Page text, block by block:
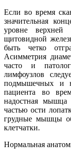
Если во время
значительная
уровне верхней
щитовидной
быть четко
Асимметрия
часто и
лимфоузлов
подмышечных и
пациента во
надостная мышца
частью ости
грудные мышцы
клетчатки.
Нормальная